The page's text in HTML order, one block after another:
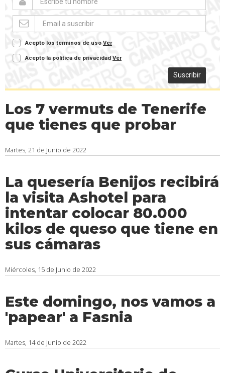
Acepto los terminos de uso Ver
Acepto la política de privacidad Ver
Suscribir
Los 7 vermuts de Tenerife
que tienes que probar
Martes, 21 de Junio de 2022
La quesería Benijos recibirá
la visita Ashotel para
intentar colocar 80.000
kilos de queso que tiene en
sus cámaras
Miércoles, 15 de Junio de 2022
Este domingo, nos vamos a
'papear' a Fasnia
Martes, 14 de Junio de 2022